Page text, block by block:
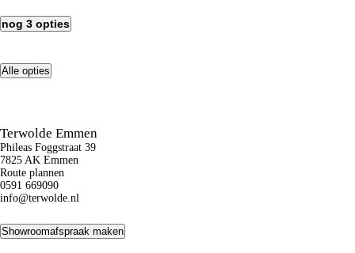
nog 3 opties
Alle opties
Terwolde Emmen
Phileas Foggstraat 39
7825 AK Emmen
Route plannen
0591 669090
info@terwolde.nl
Showroomafspraak maken